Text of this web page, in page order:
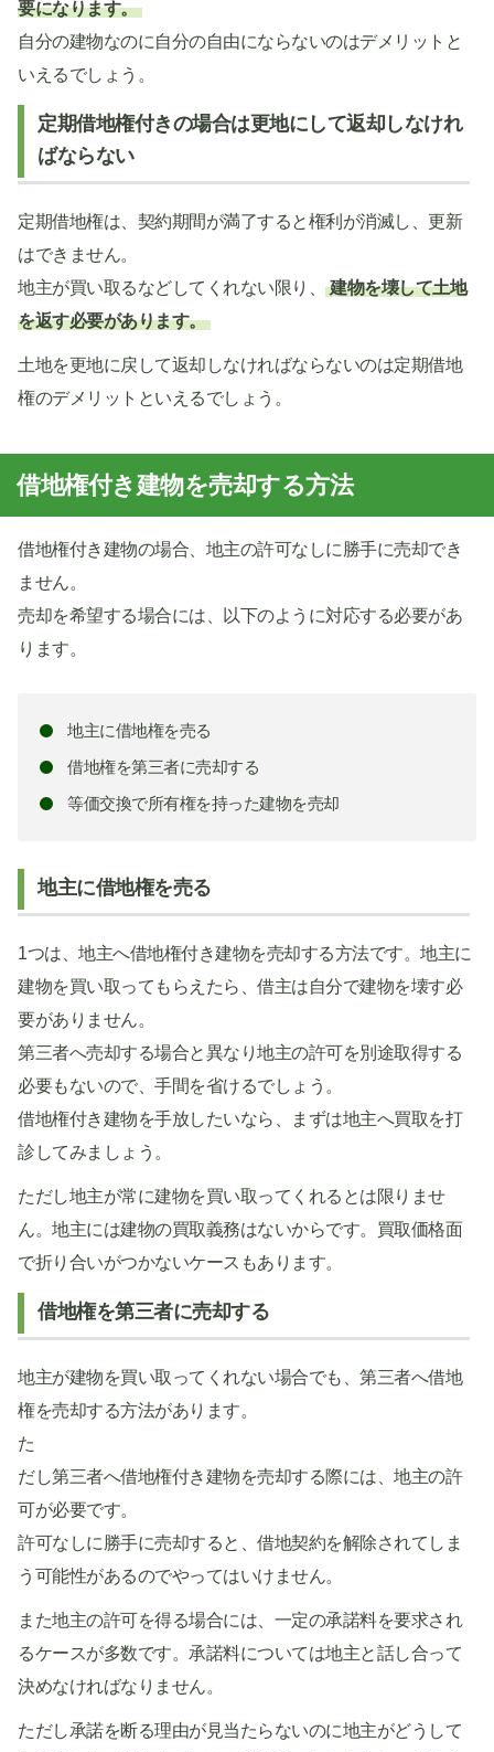
要になります。
自分の建物なのに自分の自由にならないのはデメリットと
いえるでしょう。
定期借地権付きの場合は更地にして返却しなけれ
ばならない
定期借地権は、契約期間が満了すると権利が消滅し、更新
はできません。
地主が買い取るなどしてくれない限り、
建物を壊して土地
を返す必要があります。
土地を更地に戻して返却しなければならないのは定期借地
権のデメリットといえるでしょう。
借地権付き建物を売却する方法
借地権付き建物の場合、地主の許可なしに勝手に売却でき
ません。
売却を希望する場合には、以下のように対応する必要があ
ります。
地主に借地権を売る
借地権を第三者に売却する
等価交換で所有権を持った建物を売却
地主に借地権を売る
1つは、地主へ借地権付き建物を売却する方法です。地主に
建物を買い取ってもらえたら、借主は自分で建物を壊す必
要がありません。
第三者へ売却する場合と異なり地主の許可を別途取得する
必要もないので、手間を省けるでしょう。
借地権付き建物を手放したいなら、まずは地主へ買取を打
診してみましょう。
ただし地主が常に建物を買い取ってくれるとは限りませ
ん。地主には建物の買取義務はないからです。買取価格面
で折り合いがつかないケースもあります。
借地権を第三者に売却する
地主が建物を買い取ってくれない場合でも、第三者へ借地
権を売却する方法があります。
た
だし第三者へ借地権付き建物を売却する際には、地主の許
可が必要です。
許可なしに勝手に売却すると、借地契約を解除されてしま
う可能性があるのでやってはいけません。
また地主の許可を得る場合には、一定の承諾料を要求され
るケースが多数です。承諾料については地主と話し合って
決めなければなりません。
ただし承諾を断る理由が見当たらないのに地主がどうして